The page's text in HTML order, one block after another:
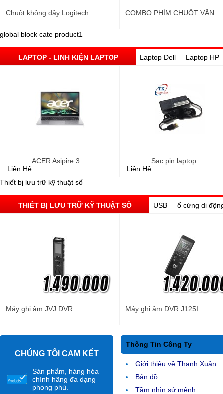
Chuột không dây Logitech... COMBO PHÍM CHUỘT VĂN...
global block cate product1
LAPTOP - LINH KIỆN LAPTOP Laptop Dell Laptop HP
Liên Hệ
ACER Asipire 3
Liên Hệ
Sạc pin laptop...
Thiết bị lưu trữ kỹ thuật số
THIẾT BỊ LƯU TRỮ KỸ THUẬT SỐ USB ổ cứng di
Máy ghi âm JVJ DVR... Máy ghi âm DVR J125I
CHÚNG TÔI CAM KẾT
Sản phẩm, hàng hóa
chính hãng đa dạng
phong phú.
Thông Tin Công Ty
Giới thiệu về Thanh Xuân...
Bản đồ
Tầm nhìn sứ mệnh